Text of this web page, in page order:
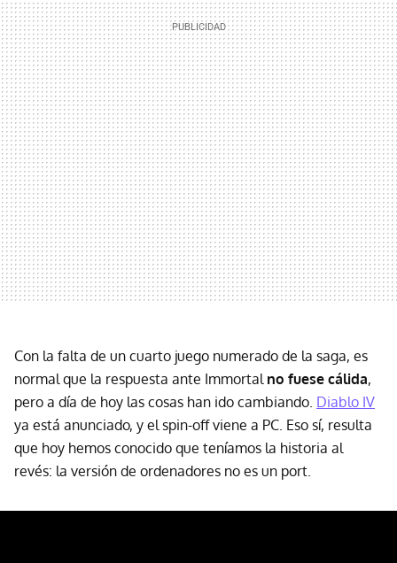
Con la falta de un cuarto juego numerado de la saga, es
normal que la respuesta ante Immortal no fuese cálida,
pero a día de hoy las cosas han ido cambiando. Diablo IV
ya está anunciado, y el spin-off viene a PC. Eso sí, resulta
que hoy hemos conocido que teníamos la historia al
revés: la versión de ordenadores no es un port.